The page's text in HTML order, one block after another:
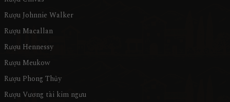
Rượu Chivas
Rượu Johnnie Walker
Rượu Macallan
Rượu Hennessy
Rượu Meukow
Rượu Phong Thủy